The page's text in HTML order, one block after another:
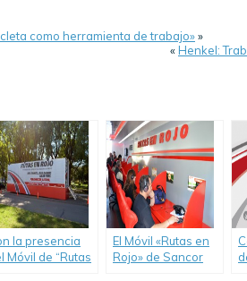
como herramienta de trabajo»»
«Henkel:
la presencia
Móvil de “Rutas
El Móvil «Rutas en
Rojo» de Sancor